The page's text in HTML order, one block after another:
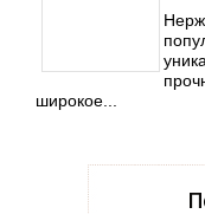
широкое...